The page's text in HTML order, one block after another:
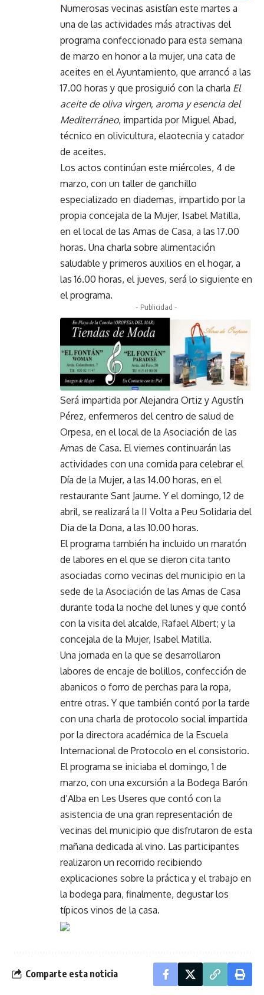
Numerosas vecinas asistían este martes a
una de las actividades más atractivas del
programa confeccionado para esta semana
de marzo en honor a la mujer, una cata de
aceites en el Ayuntamiento, que arrancó a las
17.00 horas y que prosiguió con la charla El
aceite de oliva virgen, aroma y esencia del
Mediterráneo, impartida por Miguel Abad,
técnico en olivicultura, elaotecnia y catador
de aceites.
Los actos continúan este miércoles, 4 de
marzo, con un taller de ganchillo
especializado en diademas, impartido por la
propia concejala de la Mujer, Isabel Matilla,
en el local de las Amas de Casa, a las 17.00
horas. Una charla sobre alimentación
saludable y primeros auxilios en el hogar, a
las 16.00 horas, el jueves, será lo siguiente en
el programa.
- Publicidad -
Será impartida por Alejandra Ortiz y Agustín
Pérez, enfermeros del centro de salud de
Orpesa, en el local de la Asociación de las
Amas de Casa. El viernes continuarán las
actividades con una comida para celebrar el
Día de la Mujer, a las 14.00 horas, en el
restaurante Sant Jaume. Y el domingo, 12 de
abril, se realizará la II Volta a Peu Solidaria del
Dia de la Dona, a las 10.00 horas.
El programa también ha incluido un maratón
de labores en el que se dieron cita tanto
asociadas como vecinas del municipio en la
sede de la Asociación de las Amas de Casa
durante toda la noche del lunes y que contó
con la visita del alcalde, Rafael Albert; y la
concejala de la Mujer, Isabel Matilla.
Una jornada en la que se desarrollaron
labores de encaje de bolillos, confección de
abanicos o forro de perchas para la ropa,
entre otras. Y que también contó por la tarde
con una charla de protocolo social impartida
por la directora académica de la Escuela
Internacional de Protocolo en el consistorio.
El programa se iniciaba el domingo, 1 de
marzo, con una excursión a la Bodega Barón
d’Alba en Les Useres que contó con la
asistencia de una gran representación de
vecinas del municipio que disfrutaron de esta
mañana dedicada al vino. Las participantes
realizaron un recorrido recibiendo
explicaciones sobre la práctica y el trabajo en
la bodega para, finalmente, degustar los
típicos vinos de la casa.
Comparte esta noticia